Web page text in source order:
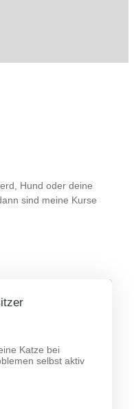
Hund oder deine
sind meine Kurse
Katze bei
selbst aktiv